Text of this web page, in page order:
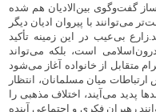
گفت‌وگوی بین‌الادیان هم شده
می‌توانند با پیروان ادیان دیگر
بی‌عیب در این زمینه تأکید
است، بلکه می‌تواند
متقابل از خانواده آغاز می‌شود
میان مسلمانان، انتظار
پدید می‌آیند، اختلاف مذهبی را
رهبران فکری و اجتماعی آینده